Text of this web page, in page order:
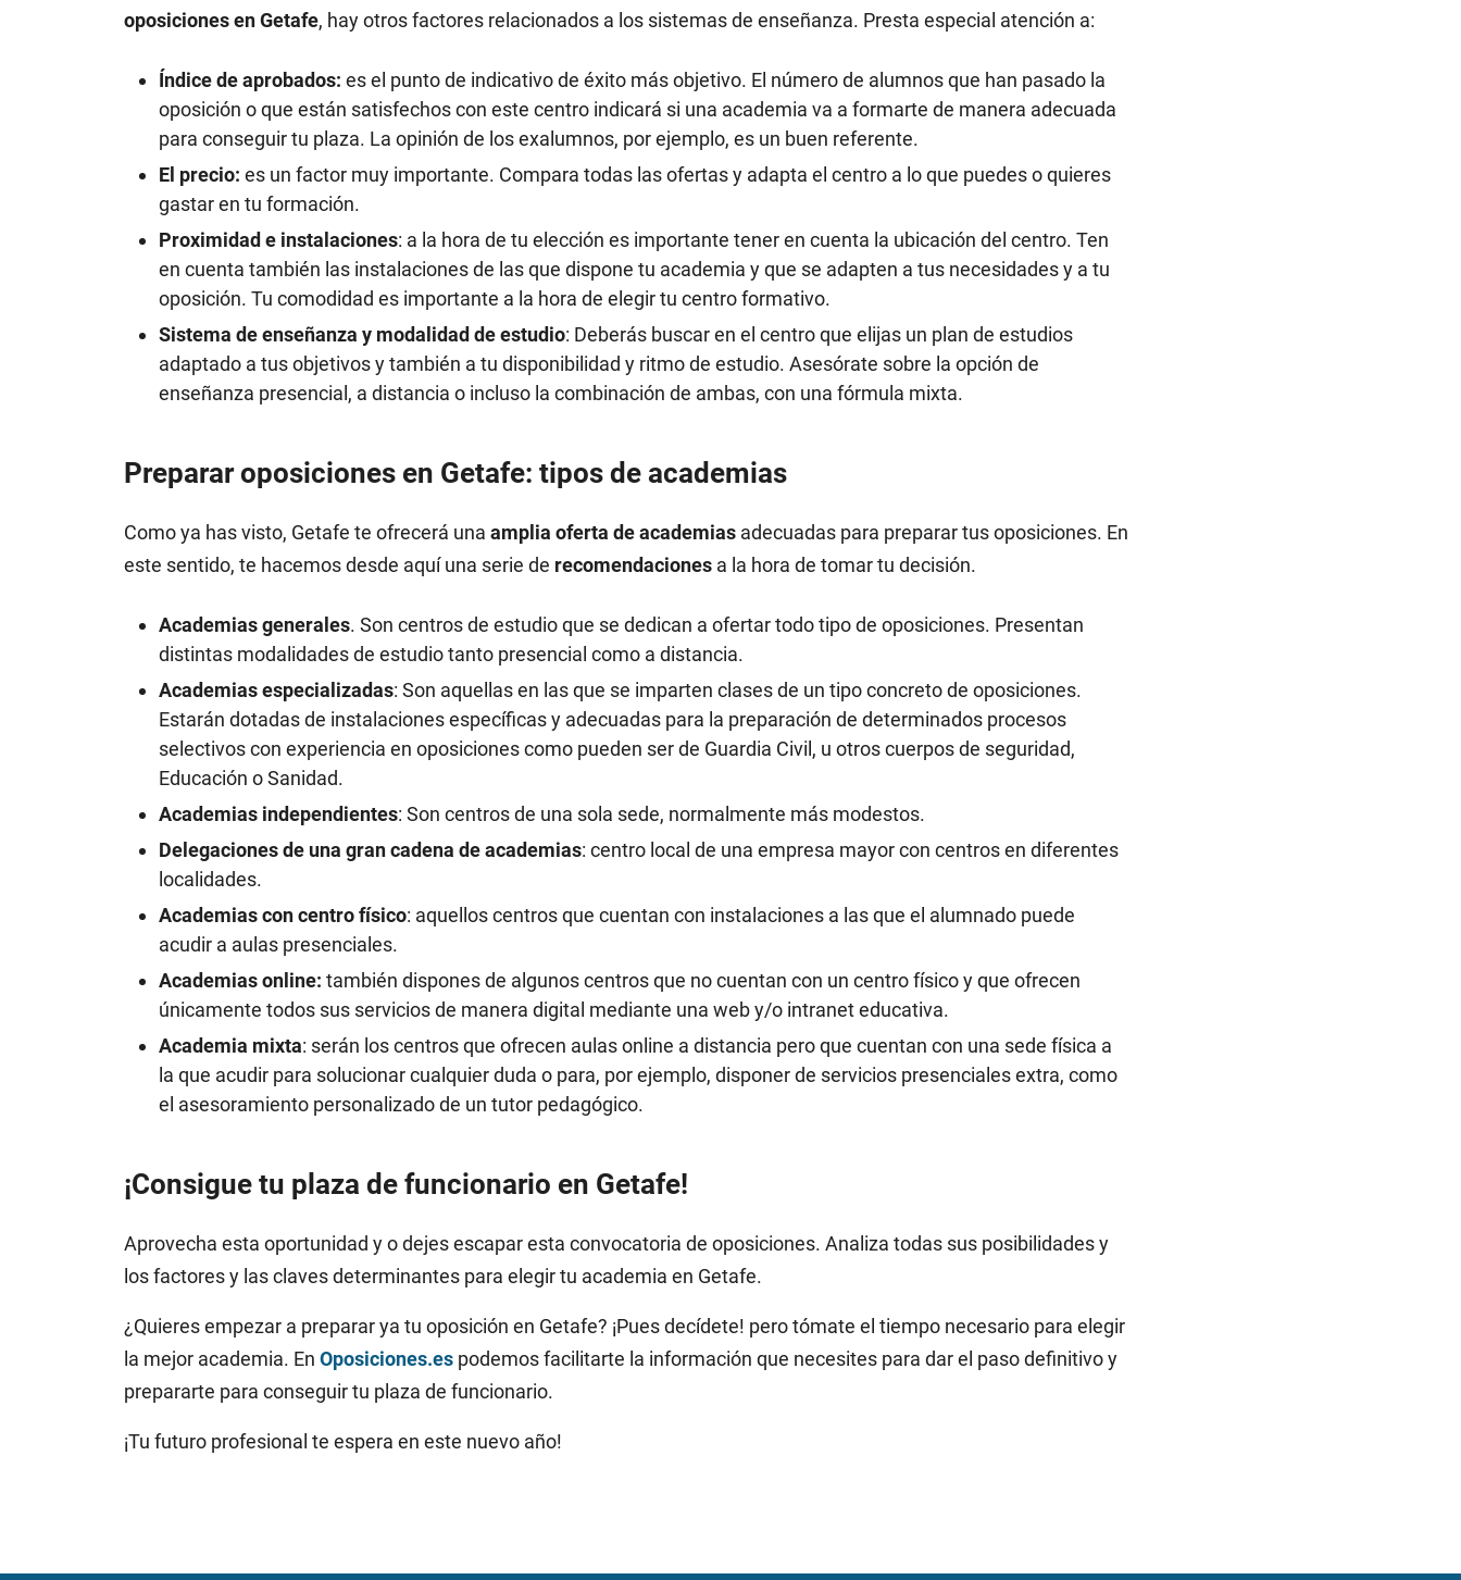
oposiciones en Getafe, hay otros factores relacionados a los sistemas de enseñanza. Presta especial atención a:
Índice de aprobados: es el punto de indicativo de éxito más objetivo. El número de alumnos que han pasado la
oposición o que están satisfechos con este centro indicará si una academia va a formarte de manera adecuada
para conseguir tu plaza. La opinión de los exalumnos, por ejemplo, es un buen referente.
El precio: es un factor muy importante. Compara todas las ofertas y adapta el centro a lo que puedes o quieres
gastar en tu formación.
Proximidad e instalaciones: a la hora de tu elección es importante tener en cuenta la ubicación del centro. Ten
en cuenta también las instalaciones de las que dispone tu academia y que se adapten a tus necesidades y a tu
oposición. Tu comodidad es importante a la hora de elegir tu centro formativo.
Sistema de enseñanza y modalidad de estudio: Deberás buscar en el centro que elijas un plan de estudios
adaptado a tus objetivos y también a tu disponibilidad y ritmo de estudio. Asesórate sobre la opción de
enseñanza presencial, a distancia o incluso la combinación de ambas, con una fórmula mixta.
Preparar oposiciones en Getafe: tipos de academias
Como ya has visto, Getafe te ofrecerá una amplia oferta de academias adecuadas para preparar tus oposiciones. En
este sentido, te hacemos desde aquí una serie de recomendaciones a la hora de tomar tu decisión.
Academias generales. Son centros de estudio que se dedican a ofertar todo tipo de oposiciones. Presentan
distintas modalidades de estudio tanto presencial como a distancia.
Academias especializadas: Son aquellas en las que se imparten clases de un tipo concreto de oposiciones.
Estarán dotadas de instalaciones específicas y adecuadas para la preparación de determinados procesos
selectivos con experiencia en oposiciones como pueden ser de Guardia Civil, u otros cuerpos de seguridad,
Educación o Sanidad.
Academias independientes: Son centros de una sola sede, normalmente más modestos.
Delegaciones de una gran cadena de academias: centro local de una empresa mayor con centros en diferentes
localidades.
Academias con centro físico: aquellos centros que cuentan con instalaciones a las que el alumnado puede
acudir a aulas presenciales.
Academias online: también dispones de algunos centros que no cuentan con un centro físico y que ofrecen
únicamente todos sus servicios de manera digital mediante una web y/o intranet educativa.
Academia mixta: serán los centros que ofrecen aulas online a distancia pero que cuentan con una sede física a
la que acudir para solucionar cualquier duda o para, por ejemplo, disponer de servicios presenciales extra, como
el asesoramiento personalizado de un tutor pedagógico.
¡Consigue tu plaza de funcionario en Getafe!
Aprovecha esta oportunidad y o dejes escapar esta convocatoria de oposiciones. Analiza todas sus posibilidades y
los factores y las claves determinantes para elegir tu academia en Getafe.
¿Quieres empezar a preparar ya tu oposición en Getafe? ¡Pues decídete! pero tómate el tiempo necesario para elegir
la mejor academia. En Oposiciones.es podemos facilitarte la información que necesites para dar el paso definitivo y
prepararte para conseguir tu plaza de funcionario.
¡Tu futuro profesional te espera en este nuevo año!